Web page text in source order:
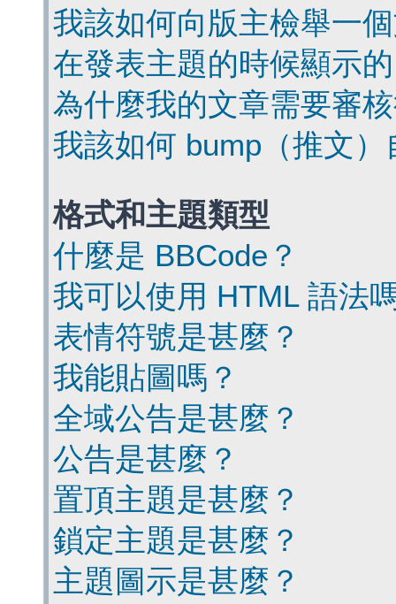
我該如何向版主檢舉一
在發表主題的時候顯示
為什麼我的文章需要審
我該如何 bump（推文
格式和主題類型
什麼是 BBCode？
我可以使用 HTML 語法
表情符號是甚麼？
我能貼圖嗎？
全域公告是甚麼？
公告是甚麼？
置頂主題是甚麼？
鎖定主題是甚麼？
主題圖示是甚麼？